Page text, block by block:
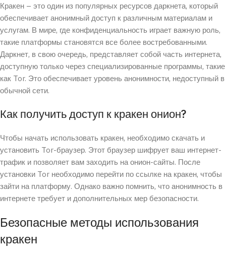
Кракен – это один из популярных ресурсов даркнета, который
обеспечивает анонимный доступ к различным материалам и
услугам. В мире, где конфиденциальность играет важную роль,
такие платформы становятся все более востребованными.
Даркнет, в свою очередь, представляет собой часть интернета,
доступную только через специализированные программы, такие
как Tor. Это обеспечивает уровень анонимности, недоступный в
обычной сети.
Как получить доступ к кракен онион?
Чтобы начать использовать кракен, необходимо скачать и
установить Tor-браузер. Этот браузер шифрует ваш интернет-
трафик и позволяет вам заходить на онион-сайты. После
установки Tor необходимо перейти по ссылке на кракен, чтобы
зайти на платформу. Однако важно помнить, что анонимность в
интернете требует и дополнительных мер безопасности.
Безопасные методы использования
кракен